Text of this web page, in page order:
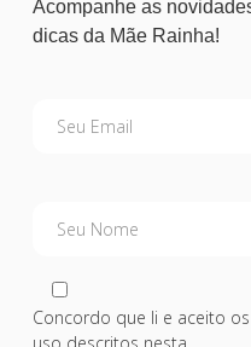
Acompanhe as
dicas da Mãe Rainha!
Seu Email
Seu Nome
Concordo que li e aceito